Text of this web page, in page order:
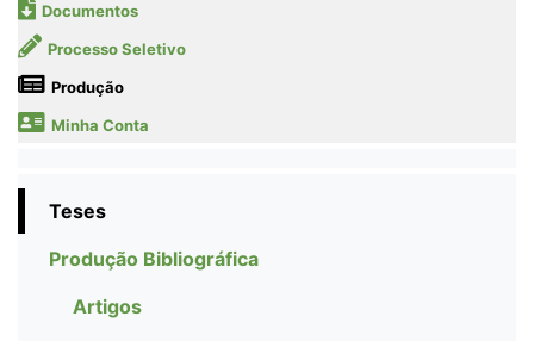
Documentos
Processo Seletivo
Produção
Minha Conta
Teses
Produção Bibliográfica
Artigos